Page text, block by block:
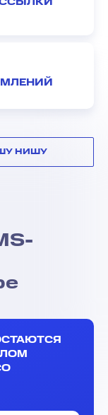
НИШУ